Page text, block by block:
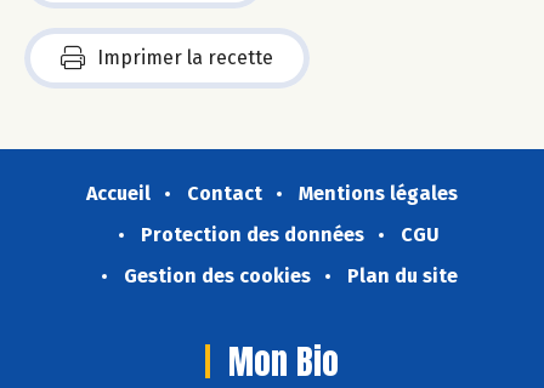
Imprimer la recette
Accueil Contact
Mentions légales
Protection des données
CGU
Gestion des cookies
Plan du site
Mon Bio